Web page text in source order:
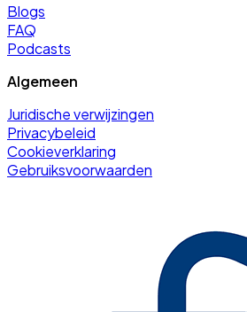
Blogs
FAQ
Podcasts
Algemeen
Juridische verwijzingen
Privacybeleid
Cookieverklaring
Gebruiksvoorwaarden